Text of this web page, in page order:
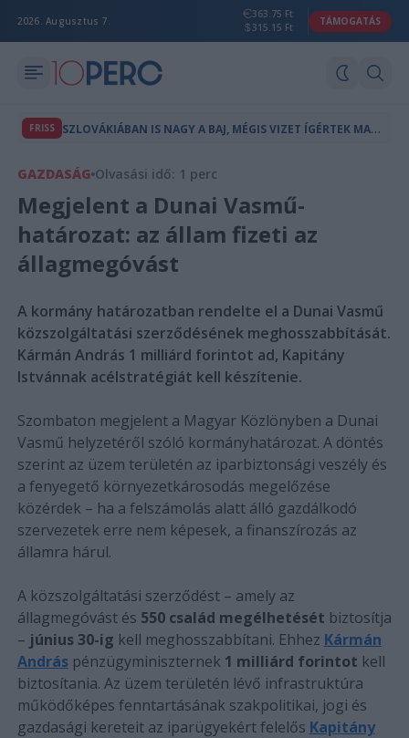
2026. Augusztus 7.
363.75 Ft
315.15 Ft
TÁMOGATÁS
FRISS S
ZLOVÁKIÁBAN IS NAGY A BAJ, MÉGIS VIZET ÍGÉRTEK MAGYARORSZÁGNAK
GAZDASÁG Olvasási idő: 1 perc
Megjelent a Dunai Vasmű-
határozat: az állam fizeti az
állagmegóvást
A kormány határozatban rendelte el a Dunai Vasmű
közszolgáltatási szerződésének meghosszabbítását.
Kármán András 1 milliárd forintot ad, Kapitány
Istvánnak acélstratégiát kell készítenie.
Szombaton megjelent a Magyar Közlönyben a Dunai
Vasmű helyzetéről szóló kormányhatározat. A döntés
szerint az üzem területén az iparbiztonsági veszély és
a fenyegető környezetkárosodás megelőzése
közérdek – ha a felszámolás alatt álló gazdálkodó
szervezetek erre nem képesek, a finanszírozás az
államra hárul.
A közszolgáltatási szerződést – amely az
állagmegóvást és 550 család megélhetését biztosítja
– június 30-ig kell meghosszabbítani. Ehhez Kármán
Andráspénzügyminiszternek 1 milliárd forintot kell
biztosítania. Az üzem területén lévő infrastruktúra
működőképes fenntartásának szakpolitikai, jogi és
gazdasági kereteit az iparügyekért felelős Kapitány